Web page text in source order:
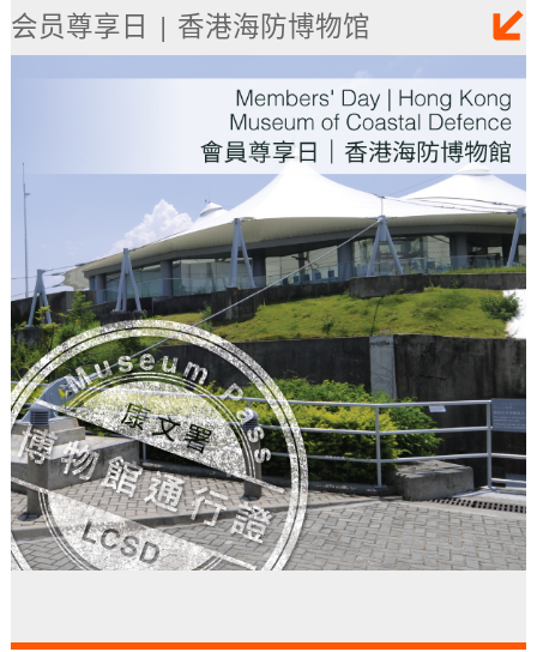
会员尊享日 | 香港海防博物馆